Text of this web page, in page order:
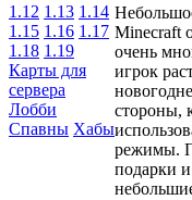
1.12 1.13 1.14
1.15 1.16 1.17
1.18 1.19
Карты для
сервера
Лобби
Спавны Хабы
Minecraft
очень
игрок
стороны,
режимы.
подарки